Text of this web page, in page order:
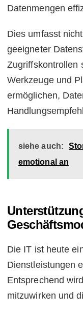
Datenmengen
Dies umfasst
geeigneter
Zugriffskontrollen
Werkzeuge und
ermöglichen,
siehe auch:
emotional an
Die IT ist heute
Dienstleistungen
Entsprechend
mitzuwirken und